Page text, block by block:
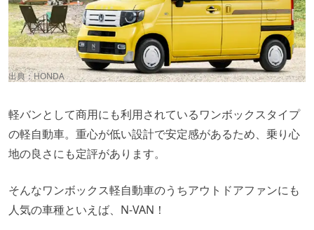
出典：HONDA
軽バンとして商用にも利用されているワンボックスタイプ
の軽自動車。重心が低い設計で安定感があるため、乗り心
地の良さにも定評があります。
そんなワンボックス軽自動車のうちアウトドアファンにも
人気の車種といえば、N-VAN！